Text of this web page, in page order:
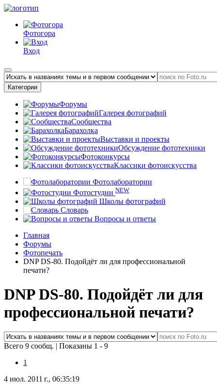
Фотогора
Вход
Категории
Форумы
Галерея фотографий
Сообщества
Барахолка
Выставки и проекты
Обсуждение фототехники
Фотоконкурсы
Классики фотоискусства
Фотолаборатории
Фотостудии NEW
Школы фотографий
Словарь
Вопросы и ответы
Главная
Форумы
Фотопечать
DNP DS-80. Подойдёт ли для профессиональной
печати?
DNP DS-80. Подойдёт ли для
профессиональной печати?
Всего 9 сообщ. | Показаны 1 - 9
1
4 июл. 2011 г., 06:35:19